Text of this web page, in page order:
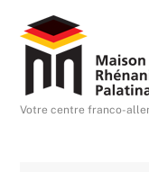
content
Votre centre franco-